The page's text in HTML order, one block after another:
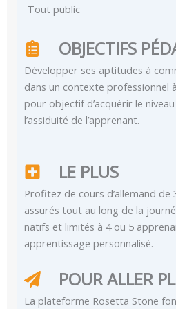
Tout public
OBJECTIFS
Développer ses aptitudes à
dans un contexte professionnel
pour objectif d’acquérir le
l’assiduité de l’apprenant.
LE PLUS
Profitez de cours d’allemand de
assurés tout au long de la
natifs et limités à 4 ou 5
apprentissage personnalisé.
POUR ALLER
La plateforme Rosetta Stone